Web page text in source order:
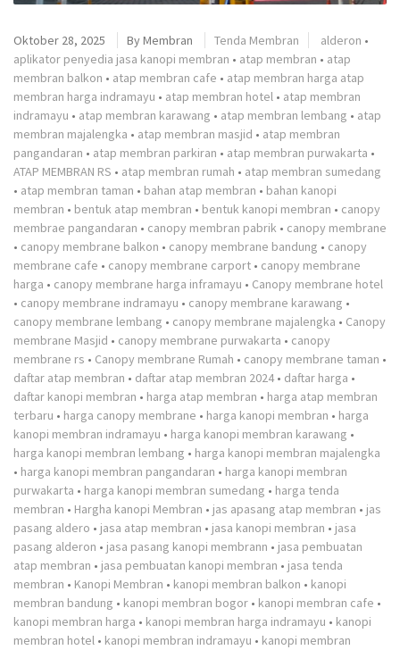
Oktober 28, 2025 ByMembran Tenda Membran alderon •
aplikator penyedia jasa kanopi membran • atap membran • atap
membran balkon • atap membran cafe • atap membran harga atap
membran harga indramayu • atap membran hotel • atap membran
indramayu • atap membran karawang • atap membran lembang • atap
membran majalengka • atap membran masjid • atap membran
pangandaran • atap membran parkiran • atap membran purwakarta •
ATAP MEMBRAN RS • atap membran rumah • atap membran sumedang
• atap membran taman • bahan atap membran • bahan kanopi
membran • bentuk atap membran • bentuk kanopi membran • canopy
membrae pangandaran • canopy membran pabrik • canopy membrane
• canopy membrane balkon • canopy membrane bandung • canopy
membrane cafe • canopy membrane carport • canopy membrane
harga • canopy membrane harga inframayu • Canopy membrane hotel
• canopy membrane indramayu • canopy membrane karawang •
canopy membrane lembang • canopy membrane majalengka • Canopy
membrane Masjid • canopy membrane purwakarta • canopy
membrane rs • Canopy membrane Rumah • canopy membrane taman •
daftar atap membran • daftar atap membran 2024 • daftar harga •
daftar kanopi membran • harga atap membran • harga atap membran
terbaru • harga canopy membrane • harga kanopi membran • harga
kanopi membran indramayu • harga kanopi membran karawang •
harga kanopi membran lembang • harga kanopi membran majalengka
• harga kanopi membran pangandaran • harga kanopi membran
purwakarta • harga kanopi membran sumedang • harga tenda
membran • Hargha kanopi Membran • jas apasang atap membran • jas
pasang aldero • jasa atap membran • jasa kanopi membran • jasa
pasang alderon • jasa pasang kanopi membrann • jasa pembuatan
atap membran • jasa pembuatan kanopi membran • jasa tenda
membran • Kanopi Membran • kanopi membran balkon • kanopi
membran bandung • kanopi membran bogor • kanopi membran cafe •
kanopi membran harga • kanopi membran harga indramayu • kanopi
membran hotel • kanopi membran indramayu • kanopi membran